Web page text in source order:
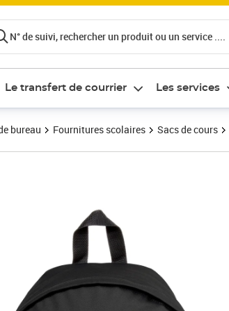
N° de suivi, rechercher un produit ou un service ....
Le transfert de courrier Les services
bureau Fournitures scolaires Sacs de cours